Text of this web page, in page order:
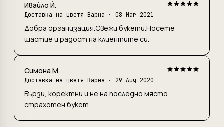
Иваѝло Ѝ.
Доставка на цветя Варна · 08 Mar 2021
Добра организация.Свежи букети.Носете
щастие и радост на клиентите си.
Симона М.
Доставка на цветя Варна · 29 Aug 2020
Бързи, коректни и не на последно място
страхотен букет.